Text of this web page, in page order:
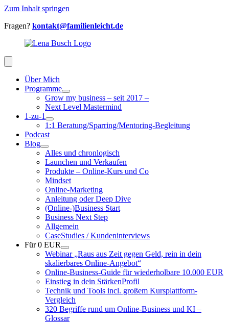
Zum Inhalt springen
Fragen? kontakt@familienleicht.de
Über Mich
Programme
Grow my business – seit 2017 –
Next Level Mastermind
1-zu-1
1:1 Beratung/Sparring/Mentoring-Begleitung
Podcast
Blog
Alles und chronlogisch
Launchen und Verkaufen
Produkte – Online-Kurs und Co
Mindset
Online-Marketing
Anleitung oder Deep Dive
(Online-)Business Start
Business Next Step
Allgemein
CaseStudies / Kundeninterviews
Für 0 EUR
Webinar „Raus aus Zeit gegen Geld, rein in dein
skalierbares Online-Angebot“
Online-Business-Guide für wiederholbare 10.000 EUR
Einstieg in dein StärkenProfil
Technik und Tools incl. großem Kursplattform-
Vergleich
320 Begriffe rund um Online-Business und KI –
Glossar